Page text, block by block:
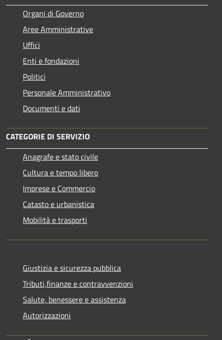
Organi di Governo
Aree Amministrative
Uffici
Enti e fondazioni
Politici
Personale Amministrativo
Documenti e dati
CATEGORIE DI SERVIZIO
Anagrafe e stato civile
Cultura e tempo libero
Imprese e Commercio
Catasto e urbanistica
Mobilità e trasporti
Giustizia e sicurezza pubblica
Tributi,finanze e contravvenzioni
Salute, benessere e assistenza
Autorizzazioni